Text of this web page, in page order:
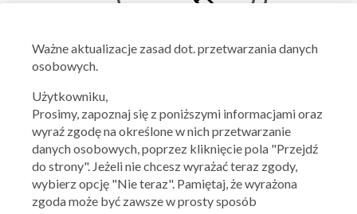
Obecnie nie mamy tych kuponów
Sprawdź wkrótce!
MCGREGOR OFERTY ARCHIWALNE
Ważne aktualizacje zasad dot. przetwarzania danych
osobowych.
Użytkowniku,
Prosimy, zapoznaj się z poniższymi informacjami oraz
wyraź zgodę na określone w nich przetwarzanie
danych osobowych, poprzez kliknięcie pola "Przejdź
do strony". Jeżeli nie chcesz wyrażać teraz zgody,
wybierz opcję "Nie teraz". Pamiętaj, że wyrażona
zgoda może być zawsze w prosty sposób